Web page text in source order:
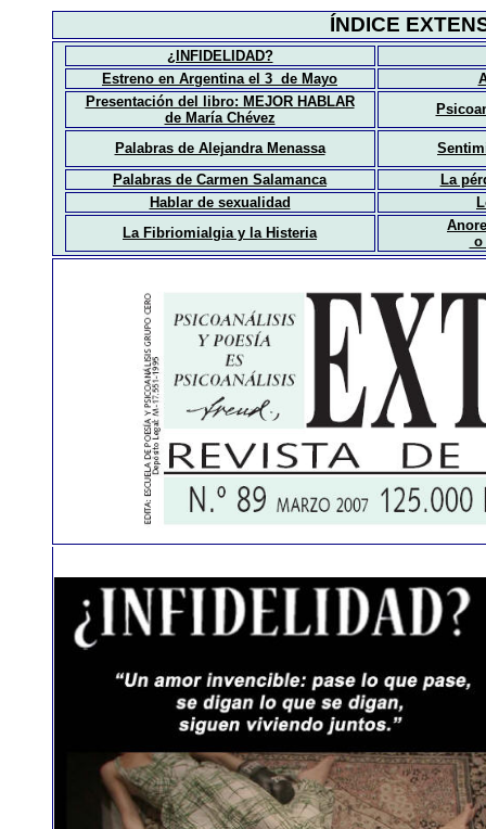
ÍNDICE
¿INFIDELIDAD?
Estreno en Argentina el 3 de Mayo
Presentación del libro: MEJOR HABLAR
de María Chévez
Palabras de Alejandra Menassa
Palabras de Carmen Salamanca
La
Hablar de sexualidad
La Fibriomialgia y la Histeria
o